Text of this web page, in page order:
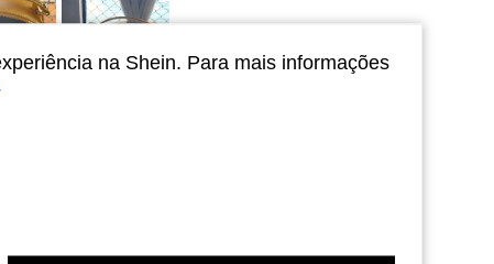
na Shein. Para mais informações